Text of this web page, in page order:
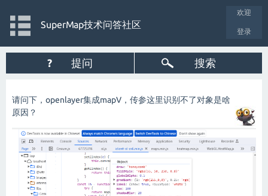
欢迎
登录
SuperMap技术问答社区
? 提问 搜索
请问下，openlayer集成mapV，传参这里识别不了对象是啥
原因？